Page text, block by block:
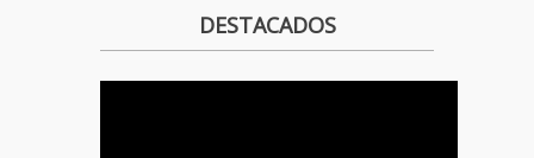
DESTACADOS